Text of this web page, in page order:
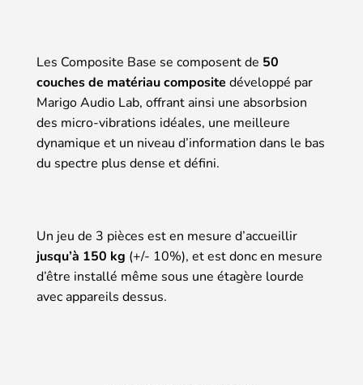
Les Composite Base se composent de 50
couches de matériau composite développé par
Marigo Audio Lab, offrant ainsi une absorbsion
des micro-vibrations idéales, une meilleure
dynamique et un niveau d’information dans le bas
du spectre plus dense et défini.
Un jeu de 3 pièces est en mesure d’accueillir
jusqu’à 150 kg (+/- 10%), et est donc en mesure
d’être installé même sous une étagère lourde
avec appareils dessus.